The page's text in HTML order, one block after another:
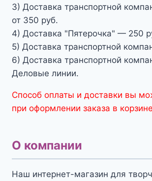
3) Доставка транспортной
от 350 руб.
4) Доставка "Пятерочка" — 250
5) Доставка транспортной
6) Доставка транспортной
Деловые линии.
Способ оплаты и доставки вы
при оформлении заказа в
О компании
Наш интернет-магазин для